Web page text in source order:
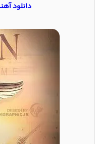
دانلود